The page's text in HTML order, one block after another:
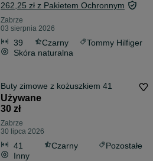
262,25 zł z Pakietem Ochronnym
Zabrze
03 sierpnia 2026
39 Czarny
Tommy Hilfiger
Skóra naturalna
Buty zimowe z kożuszkiem 41
Używane
30 zł
Zabrze
30 lipca 2026
41 Czarny
Pozostałe
Inny